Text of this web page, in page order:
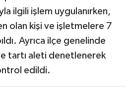
ilgili işlem uygulanırken,
olan kişi ve işletmelere 7
Ayrıca ilçe genelinde
tartı aleti denetlenerek
edildi.